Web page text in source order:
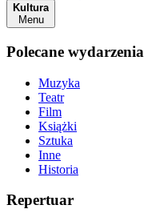
Kultura
Menu
Polecane wydarzenia
Muzyka
Teatr
Film
Książki
Sztuka
Inne
Historia
Repertuar